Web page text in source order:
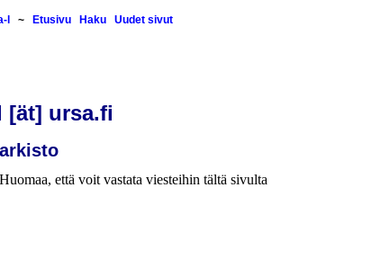
l ~ Etusivu Haku Uudet sivut
[ät] ursa.fi
että voit vastata viesteihin tältä sivulta